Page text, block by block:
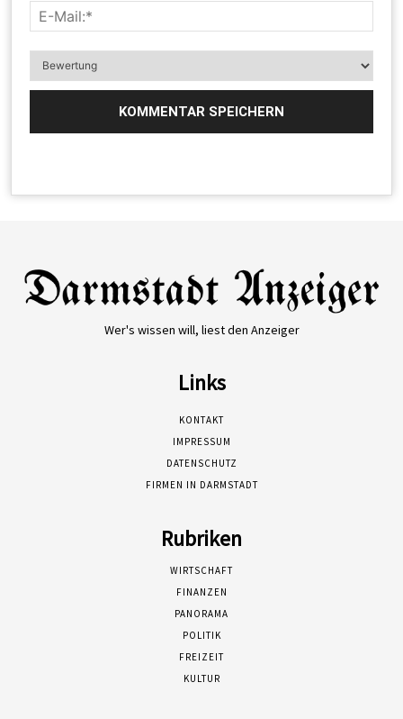
Wer's wissen will, liest den Anzeiger
Links
KONTAKT
IMPRESSUM
DATENSCHUTZ
FIRMEN IN DARMSTADT
Rubriken
WIRTSCHAFT
FINANZEN
PANORAMA
POLITIK
FREIZEIT
KULTUR